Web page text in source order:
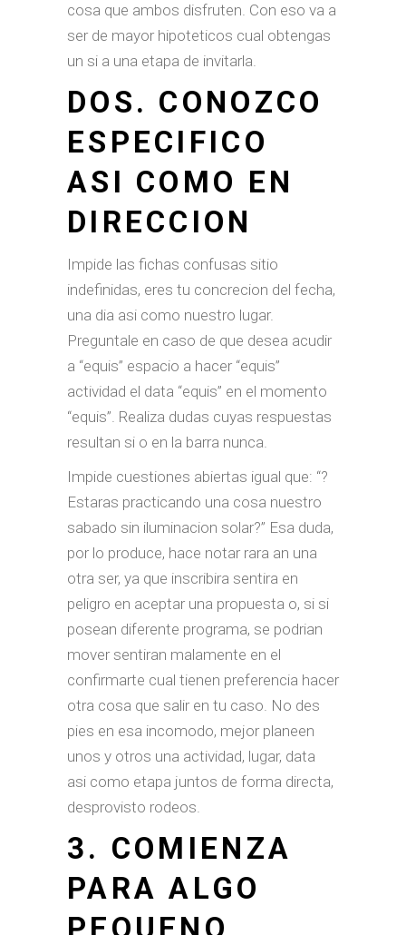
cosa que ambos disfruten. Con eso va a
ser de mayor hipoteticos cual obtengas
un si a una etapa de invitarla.
DOS. CONOZCO
ESPECIFICO
ASI­ COMO EN
DIRECCION
Impide las fichas confusas sitio
indefinidas, eres tu concrecion del fecha,
una dia asi­ como nuestro lugar.
Preguntale en caso de que desea acudir
a “equis” espacio a hacer “equis”
actividad el data “equis” en el momento
“equis”. Realiza dudas cuyas respuestas
resultan si o en la barra nunca.
Impide cuestiones abiertas igual que: “?
Estaras practicando una cosa nuestro
sabado sin iluminacion solar?” Esa duda,
por lo produce, hace notar rara an una
otra ser, ya que inscribira sentira en
peligro en aceptar una propuesta o, si si
posean diferente programa, se podri­an
mover sentiran malamente en el
confirmarte cual tienen preferencia hacer
otra cosa que salir en tu caso. No des
pies en esa incomodo, mejor planeen
unos y otros una actividad, lugar, data
asi­ como etapa juntos de forma directa,
desprovisto rodeos.
3. COMIENZA
PARA ALGO